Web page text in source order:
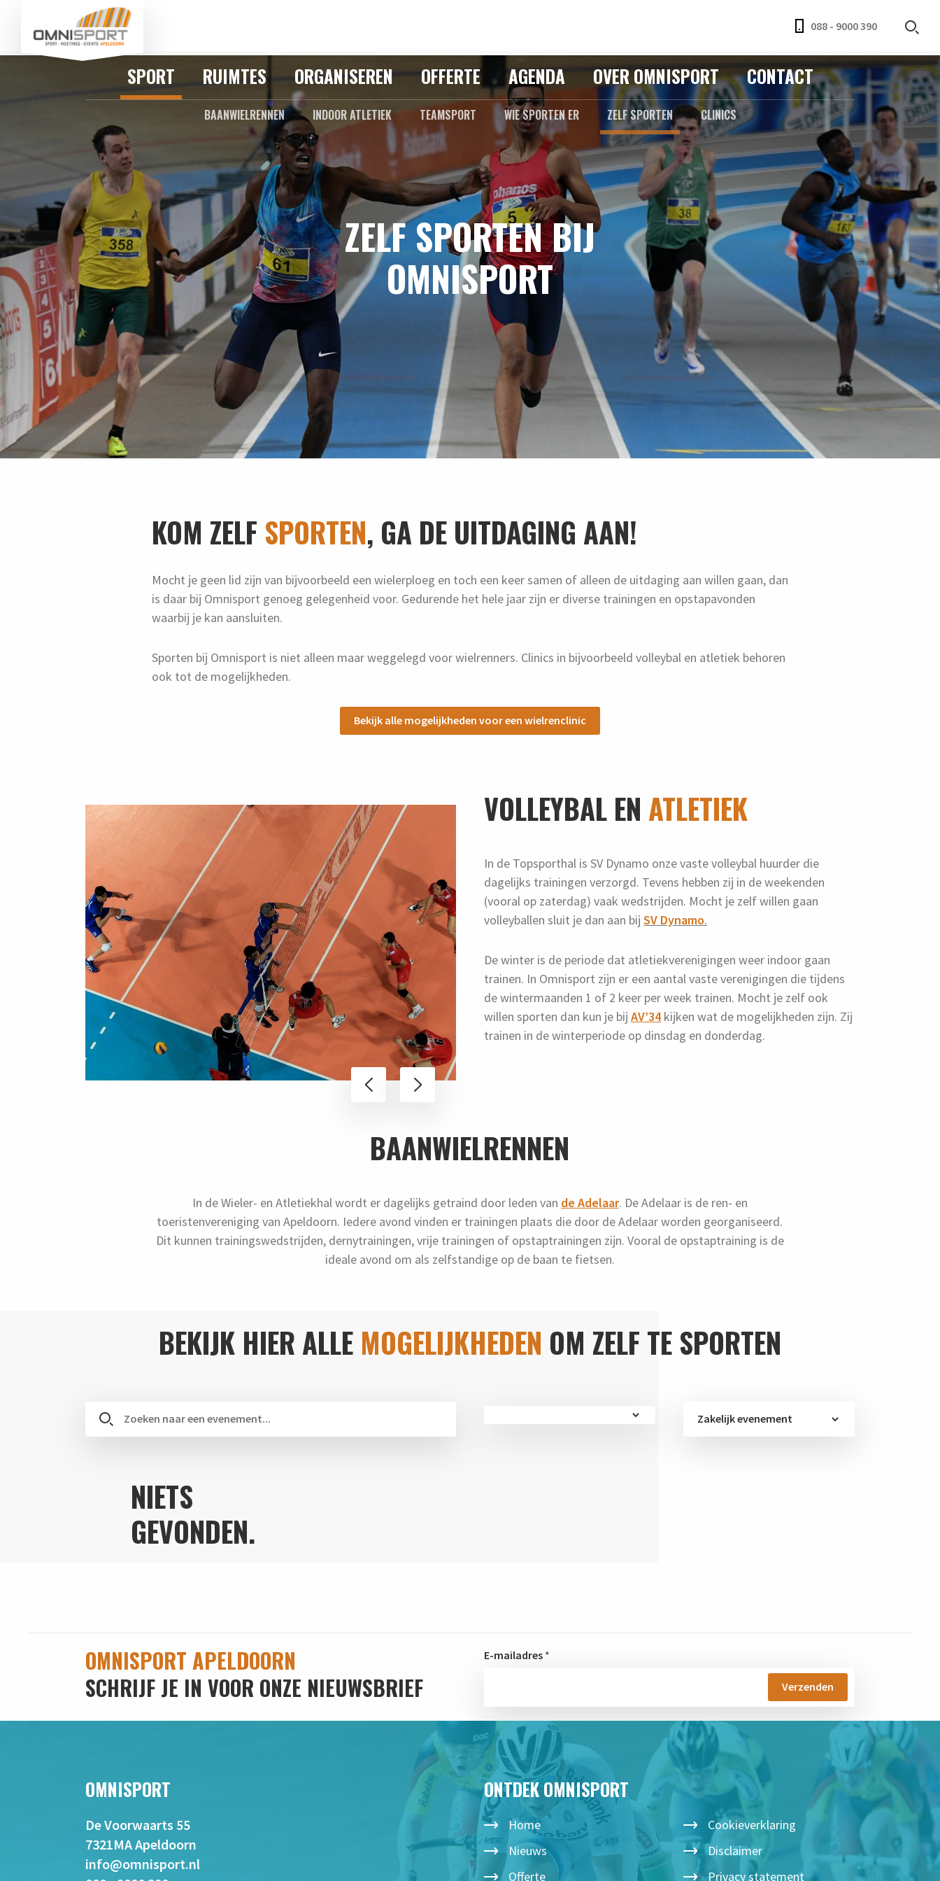
088 - 9000 390
SPORT
BAANWIELRENNEN INDOOR ATLETIEK TEAMSPORT WIE SPORTEN ER ZELF SPORTEN CLINICS
RUIMTES ORGANISEREN OFFERTE AGENDA OVER OMNISPORT CONTACT
ZELF SPORTEN BIJ
OMNISPORT
KOM ZELF SPORTEN, GA DE UITDAGING AAN!
Mocht je geen lid zijn van bijvoorbeeld een wielerploeg en toch een keer samen of alleen de uitdaging aan willen gaan, dan
is daar bij Omnisport genoeg gelegenheid voor. Gedurende het hele jaar zijn er diverse trainingen en opstapavonden
waarbij je kan aansluiten.
Sporten bij Omnisport is niet alleen maar weggelegd voor wielrenners. Clinics in bijvoorbeeld volleybal en atletiek behoren
ook tot de mogelijkheden.
Bekijk alle mogelijkheden voor een wielrenclinic
VOLLEYBAL EN ATLETIEK
In de Topsporthal is SV Dynamo onze vaste volleybal huurder die
dagelijks trainingen verzorgd. Tevens hebben zij in de weekenden
(vooral op zaterdag) vaak wedstrijden. Mocht je zelf willen gaan
volleyballen sluit je dan aan bij SV Dynamo.
De winter is de periode dat atletiekverenigingen weer indoor gaan
trainen. In Omnisport zijn er een aantal vaste verenigingen die tijdens
de wintermaanden 1 of 2 keer per week trainen. Mocht je zelf ook
willen sporten dan kun je bij AV’34 kijken wat de mogelijkheden zijn. Zij
trainen in de winterperiode op dinsdag en donderdag.
BAANWIELRENNEN
In de Wieler- en Atletiekhal wordt er dagelijks getraind door leden van de Adelaar. De Adelaar is de ren- en
toeristenvereniging van Apeldoorn. Iedere avond vinden er trainingen plaats die door de Adelaar worden georganiseerd.
Dit kunnen trainingswedstrijden, dernytrainingen, vrije trainingen of opstaptrainingen zijn. Vooral de opstaptraining is de
ideale avond om als zelfstandige op de baan te fietsen.
BEKIJK HIER ALLE MOGELIJKHEDEN OM ZELF TE SPORTEN
Zakelijk evenement
NIETS
GEVONDEN.
OMNISPORT APELDOORN
SCHRIJF JE IN VOOR ONZE NIEUWSBRIEF
E-mailadres *
OMNISPORT
De Voorwaarts 55
7321MA Apeldoorn
info@omnisport.nl
ONTDEK OMNISPORT
Home
Nieuws
Offerte
Cookieverklaring
Disclaimer
Privacy statement